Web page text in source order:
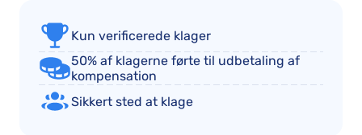
Kun verificerede klager
50% af klagerne førte til udbetaling af
kompensation
Sikkert sted at klage